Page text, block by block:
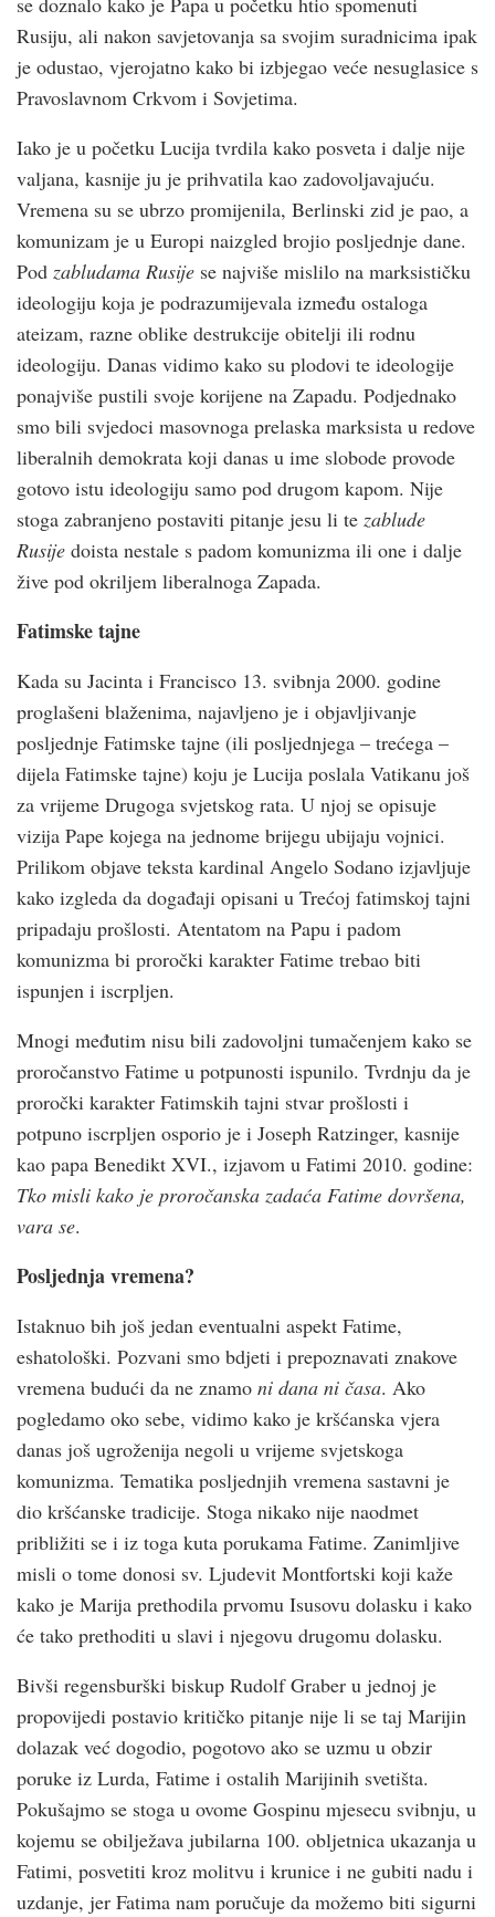
Rusiju, ali nakon savjetovanja sa svojim suradnicima ipak
je odustao, vjerojatno kako bi izbjegao veće nesuglasice s
Pravoslavnom Crkvom i Sovjetima.
Iako je u početku Lucija tvrdila kako posveta i dalje nije
valjana, kasnije ju je prihvatila kao zadovoljavajuću.
Vremena su se ubrzo promijenila, Berlinski zid je pao, a
komunizam je u Europi naizgled brojio posljednje dane.
Pod zabludama Rusije se najviše mislilo na marksističku
ideologiju koja je podrazumijevala između ostaloga
ateizam, razne oblike destrukcije obitelji ili rodnu
ideologiju. Danas vidimo kako su plodovi te ideologije
ponajviše pustili svoje korijene na Zapadu. Podjednako
smo bili svjedoci masovnoga prelaska marksista u redove
liberalnih demokrata koji danas u ime slobode provode
gotovo istu ideologiju samo pod drugom kapom. Nije
stoga zabranjeno postaviti pitanje jesu li te zablude
Rusije doista nestale s padom komunizma ili one i dalje
žive pod okriljem liberalnoga Zapada.
Fatimske tajne
Kada su Jacinta i Francisco 13. svibnja 2000. godine
proglašeni blaženima, najavljeno je i objavljivanje
posljednje Fatimske tajne (ili posljednjega – trećega –
dijela Fatimske tajne) koju je Lucija poslala Vatikanu još
za vrijeme Drugoga svjetskog rata. U njoj se opisuje
vizija Pape kojega na jednome brijegu ubijaju vojnici.
Prilikom objave teksta kardinal Angelo Sodano izjavljuje
kako izgleda da događaji opisani u Trećoj fatimskoj tajni
pripadaju prošlosti. Atentatom na Papu i padom
komunizma bi proročki karakter Fatime trebao biti
ispunjen i iscrpljen.
Mnogi međutim nisu bili zadovoljni tumačenjem kako se
proročanstvo Fatime u potpunosti ispunilo. Tvrdnju da je
proročki karakter Fatimskih tajni stvar prošlosti i
potpuno iscrpljen osporio je i Joseph Ratzinger, kasnije
kao papa Benedikt XVI., izjavom u Fatimi 2010. godine:
Tko misli kako je proročanska zadaća Fatime dovršena,
vara se.
Posljednja vremena?
Istaknuo bih još jedan eventualni aspekt Fatime,
eshatološki. Pozvani smo bdjeti i prepoznavati znakove
vremena budući da ne znamo ni dana ni časa. Ako
pogledamo oko sebe, vidimo kako je kršćanska vjera
danas još ugroženija negoli u vrijeme svjetskoga
komunizma. Tematika posljednjih vremena sastavni je
dio kršćanske tradicije. Stoga nikako nije naodmet
približiti se i iz toga kuta porukama Fatime. Zanimljive
misli o tome donosi sv. Ljudevit Montfortski koji kaže
kako je Marija prethodila prvomu Isusovu dolasku i kako
će tako prethoditi u slavi i njegovu drugomu dolasku.
Bivši regensburški biskup Rudolf Graber u jednoj je
propovijedi postavio kritičko pitanje nije li se taj Marijin
dolazak već dogodio, pogotovo ako se uzmu u obzir
poruke iz Lurda, Fatime i ostalih Marijinih svetišta.
Pokušajmo se stoga u ovome Gospinu mjesecu svibnju, u
kojemu se obilježava jubilarna 100. obljetnica ukazanja u
Fatimi, posvetiti kroz molitvu i krunice i ne gubiti nadu i
uzdanje, jer Fatima nam poručuje da možemo biti sigurni